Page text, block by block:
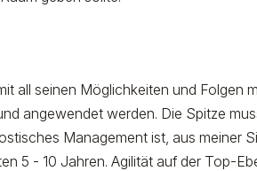
all seinen Möglichkeiten und Folgen
angewendet werden. Die Spitze
Management ist, aus meiner
5 - 10 Jahren. Agilität auf der Top-